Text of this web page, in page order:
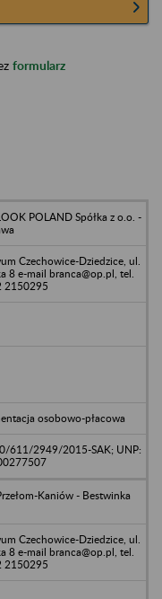
formularz
POLAND Spółka z o.o. -
Czechowice-Dziedzice, ul.
8 e-mail branca@op.pl, tel.
2150295
osobowo-płacowa
611/2949/2015-SAK; UNP:
Kaniów - Bestwinka
Czechowice-Dziedzice, ul.
8 e-mail branca@op.pl, tel.
2150295